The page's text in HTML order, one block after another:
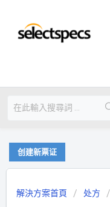
创建新票证
解決方案首頁 处方